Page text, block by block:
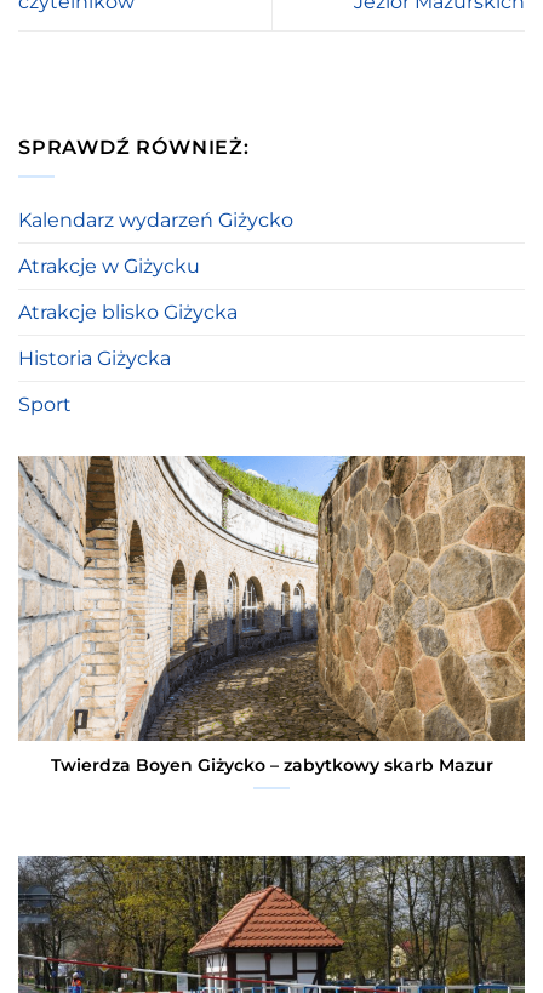
SPRAWDŹ RÓWNIEŻ:
Kalendarz wydarzeń Giżycko
Atrakcje w Giżycku
Atrakcje blisko Giżycka
Historia Giżycka
Sport
Twierdza Boyen Giżycko – zabytkowy skarb Mazur